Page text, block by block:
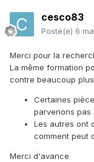
cesco83
Posté(e) 6
Merci pour la
La même formation
contre beaucoup
Certaines
parvenons pas
Les autres ont
comment peut
Merci d'avance